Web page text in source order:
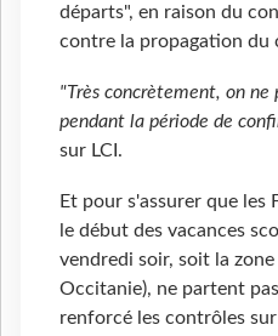
départs", en raison du
contre la propagation du
"Très concrètement, on ne
pendant la période de
sur LCI.
Et pour s'assurer que les
le début des vacances
vendredi soir, soit la
Occitanie), ne partent
renforcé les contrôles